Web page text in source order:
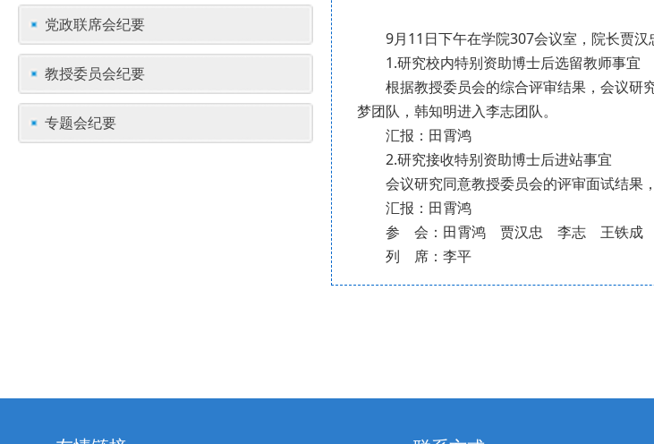
党政联席会纪要
教授委员会纪要
专题会纪要
9月11日下午在学院307会议室，院长贾
1.研究校内特别资助博士后选留教师事宜
根据教授委员会的综合评审结果，会议研
梦团队，韩知明进入李志团队。
汇报：田霄鸿
2.研究接收特别资助博士后进站事宜
会议研究同意教授委员会的评审面试结果
汇报：田霄鸿
参 会：田霄鸿 贾汉忠 李志 王铁成
列 席：李平